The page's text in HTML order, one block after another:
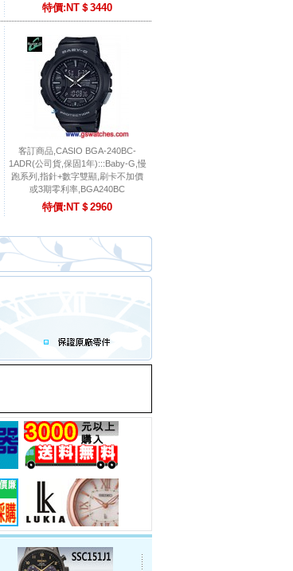
特價:NT＄3440
客訂商品,CASIO BGA-240BC-
1ADR(公司貨,保固1年):::Baby-G,慢
跑系列,指針+數字雙顯,刷卡不加價
或3期零利率,BGA240BC
特價:NT＄2960